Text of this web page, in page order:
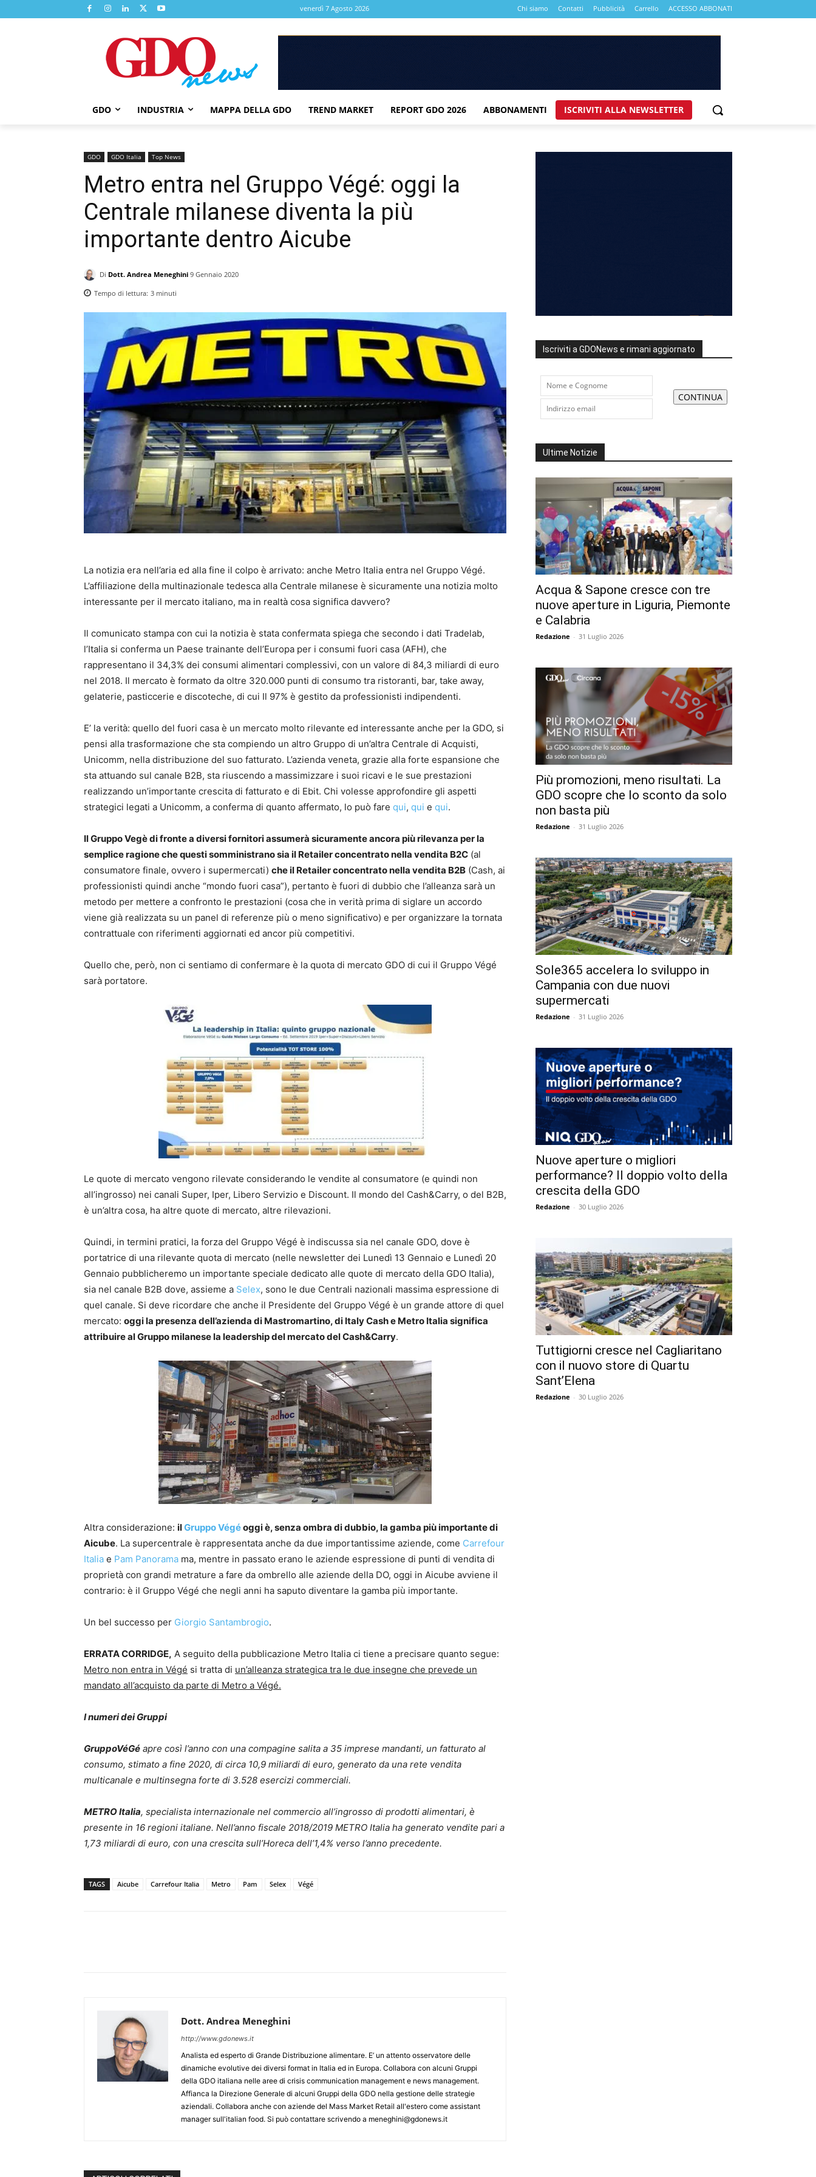
venerdì 7 Agosto 2026 Chi siamo Contatti Pubblicità Carrello ACCESSO ABBONATI
GDO INDUSTRIA MAPPA DELLA GDO TREND MARKET REPORT GDO 2026 ABBONAMENTI ISCRIVITI ALLA NEWSLETTER
GDO GDO Italia Top News
Metro entra nel Gruppo Végé: oggi la
Centrale milanese diventa la più
importante dentro Aicube
Di Dott. Andrea Meneghini 9 Gennaio 2020
Tempo di lettura: 3 minuti
La notizia era nell’aria ed alla fine il colpo è arrivato: anche Metro Italia entra nel Gruppo Végé.
L’affiliazione della multinazionale tedesca alla Centrale milanese è sicuramente una notizia molto
interessante per il mercato italiano, ma in realtà cosa significa davvero?
Il comunicato stampa con cui la notizia è stata confermata spiega che secondo i dati Tradelab,
l’Italia si conferma un Paese trainante dell’Europa per i consumi fuori casa (AFH), che
rappresentano il 34,3% dei consumi alimentari complessivi, con un valore di 84,3 miliardi di euro
nel 2018. Il mercato è formato da oltre 320.000 punti di consumo tra ristoranti, bar, take away,
gelaterie, pasticcerie e discoteche, di cui Il 97% è gestito da professionisti indipendenti.
E’ la verità: quello del fuori casa è un mercato molto rilevante ed interessante anche per la GDO, si
pensi alla trasformazione che sta compiendo un altro Gruppo di un’altra Centrale di Acquisti,
Unicomm, nella distribuzione del suo fatturato. L’azienda veneta, grazie alla forte espansione che
sta attuando sul canale B2B, sta riuscendo a massimizzare i suoi ricavi e le sue prestazioni
realizzando un’importante crescita di fatturato e di Ebit. Chi volesse approfondire gli aspetti
strategici legati a Unicomm, a conferma di quanto affermato, lo può fare qui, qui e qui.
Il Gruppo Vegè di fronte a diversi fornitori assumerà sicuramente ancora più rilevanza per la
semplice ragione che questi somministrano sia il Retailer concentrato nella vendita B2C (al
consumatore finale, ovvero i supermercati) che il Retailer concentrato nella vendita B2B (Cash, ai
professionisti quindi anche “mondo fuori casa”), pertanto è fuori di dubbio che l’alleanza sarà un
metodo per mettere a confronto le prestazioni (cosa che in verità prima di siglare un accordo
viene già realizzata su un panel di referenze più o meno significativo) e per organizzare la tornata
contrattuale con riferimenti aggiornati ed ancor più competitivi.
Quello che, però, non ci sentiamo di confermare è la quota di mercato GDO di cui il Gruppo Végé
sarà portatore.
Le quote di mercato vengono rilevate considerando le vendite al consumatore (e quindi non
all’ingrosso) nei canali Super, Iper, Libero Servizio e Discount. Il mondo del Cash&Carry, o del B2B,
è un’altra cosa, ha altre quote di mercato, altre rilevazioni.
Quindi, in termini pratici, la forza del Gruppo Végé è indiscussa sia nel canale GDO, dove è
portatrice di una rilevante quota di mercato (nelle newsletter dei Lunedì 13 Gennaio e Lunedì 20
Gennaio pubblicheremo un importante speciale dedicato alle quote di mercato della GDO Italia),
sia nel canale B2B dove, assieme a Selex, sono le due Centrali nazionali massima espressione di
quel canale. Si deve ricordare che anche il Presidente del Gruppo Végé è un grande attore di quel
mercato: oggi la presenza dell’azienda di Mastromartino, di Italy Cash e Metro Italia significa
attribuire al Gruppo milanese la leadership del mercato del Cash&Carry.
Altra considerazione: ilGruppo Végéoggi è, senza ombra di dubbio, la gamba più importante di
Aicube. La supercentrale è rappresentata anche da due importantissime aziende, come Carrefour
Italia e Pam Panorama ma, mentre in passato erano le aziende espressione di punti di vendita di
proprietà con grandi metrature a fare da ombrello alle aziende della DO, oggi in Aicube avviene il
contrario: è il Gruppo Végé che negli anni ha saputo diventare la gamba più importante.
Un bel successo per Giorgio Santambrogio.
ERRATA CORRIDGE, A seguito della pubblicazione Metro Italia ci tiene a precisare quanto segue:
Metro non entra in Végé si tratta di un’alleanza strategica tra le due insegne che prevede un
mandato all’acquisto da parte di Metro a Végé.
I numeri dei Gruppi
GruppoVéGé apre così l’anno con una compagine salita a 35 imprese mandanti, un fatturato al
consumo, stimato a fine 2020, di circa 10,9 miliardi di euro, generato da una rete vendita
multicanale e multinsegna forte di 3.528 esercizi commerciali.
METRO Italia, specialista internazionale nel commercio all’ingrosso di prodotti alimentari, è
presente in 16 regioni italiane. Nell’anno fiscale 2018/2019 METRO Italia ha generato vendite pari a
1,73 miliardi di euro, con una crescita sull’Horeca dell’1,4% verso l’anno precedente.
TAGS Aicube Carrefour Italia Metro Pam Selex Végé
Dott. Andrea Meneghini
http://www.gdonews.it
Analista ed esperto di Grande Distribuzione alimentare. E’ un attento osservatore delle
dinamiche evolutive dei diversi format in Italia ed in Europa. Collabora con alcuni Gruppi
della GDO italiana nelle aree di crisis communication management e news management.
Affianca la Direzione Generale di alcuni Gruppi della GDO nella gestione delle strategie
aziendali. Collabora anche con aziende del Mass Market Retail all'estero come assistant
manager sull'italian food. Si può contattare scrivendo a meneghini@gdonews.it
Iscriviti a GDONews e rimani aggiornato
Ultime Notizie
Acqua & Sapone cresce con tre
nuove aperture in Liguria, Piemonte
e Calabria
Redazione - 31 Luglio 2026
Più promozioni, meno risultati. La
GDO scopre che lo sconto da solo
non basta più
Redazione - 31 Luglio 2026
Sole365 accelera lo sviluppo in
Campania con due nuovi
supermercati
Redazione - 31 Luglio 2026
Nuove aperture o migliori
performance? Il doppio volto della
crescita della GDO
Redazione - 30 Luglio 2026
Tuttigiorni cresce nel Cagliaritano
con il nuovo store di Quartu
Sant’Elena
Redazione - 30 Luglio 2026